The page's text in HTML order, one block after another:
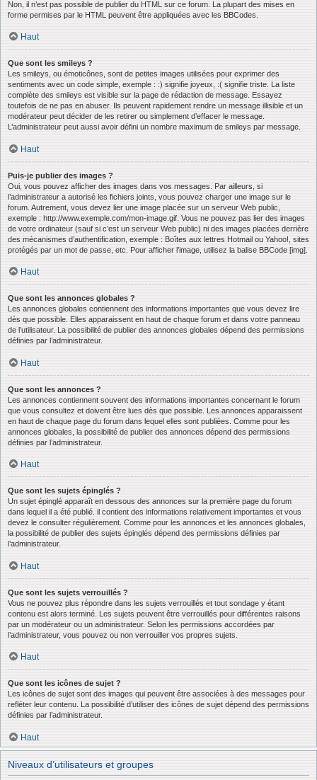
Non, il n’est pas possible de publier du HTML sur ce forum. La plupart des mises en
forme permises par le HTML peuvent être appliquées avec les BBCodes.
Haut
Que sont les smileys ?
Les smileys, ou émoticônes, sont de petites images utilisées pour exprimer des
sentiments avec un code simple, exemple : :) signifie joyeux, :( signifie triste. La liste
complète des smileys est visible sur la page de rédaction de message. Essayez
toutefois de ne pas en abuser. Ils peuvent rapidement rendre un message illisible et un
modérateur peut décider de les retirer ou simplement d’effacer le message.
L’administrateur peut aussi avoir défini un nombre maximum de smileys par message.
Haut
Puis-je publier des images ?
Oui, vous pouvez afficher des images dans vos messages. Par ailleurs, si
l’administrateur a autorisé les fichiers joints, vous pouvez charger une image sur le
forum. Autrement, vous devez lier une image placée sur un serveur Web public,
exemple : http://www.exemple.com/mon-image.gif. Vous ne pouvez pas lier des images
de votre ordinateur (sauf si c’est un serveur Web public) ni des images placées derrière
des mécanismes d’authentification, exemple : Boîtes aux lettres Hotmail ou Yahoo!, sites
protégés par un mot de passe, etc. Pour afficher l’image, utilisez la balise BBCode [img].
Haut
Que sont les annonces globales ?
Les annonces globales contiennent des informations importantes que vous devez lire
dès que possible. Elles apparaissent en haut de chaque forum et dans votre panneau
de l’utilisateur. La possibilité de publier des annonces globales dépend des permissions
définies par l’administrateur.
Haut
Que sont les annonces ?
Les annonces contiennent souvent des informations importantes concernant le forum
que vous consultez et doivent être lues dès que possible. Les annonces apparaissent
en haut de chaque page du forum dans lequel elles sont publiées. Comme pour les
annonces globales, la possibilité de publier des annonces dépend des permissions
définies par l’administrateur.
Haut
Que sont les sujets épinglés ?
Un sujet épinglé apparaît en dessous des annonces sur la première page du forum
dans lequel il a été publié. il contient des informations relativement importantes et vous
devez le consulter régulièrement. Comme pour les annonces et les annonces globales,
la possibilité de publier des sujets épinglés dépend des permissions définies par
l’administrateur.
Haut
Que sont les sujets verrouillés ?
Vous ne pouvez plus répondre dans les sujets verrouillés et tout sondage y étant
contenu est alors terminé. Les sujets peuvent être verrouillés pour différentes raisons
par un modérateur ou un administrateur. Selon les permissions accordées par
l’administrateur, vous pouvez ou non verrouiller vos propres sujets.
Haut
Que sont les icônes de sujet ?
Les icônes de sujet sont des images qui peuvent être associées à des messages pour
refléter leur contenu. La possibilité d’utiliser des icônes de sujet dépend des permissions
définies par l’administrateur.
Haut
Niveaux d’utilisateurs et groupes